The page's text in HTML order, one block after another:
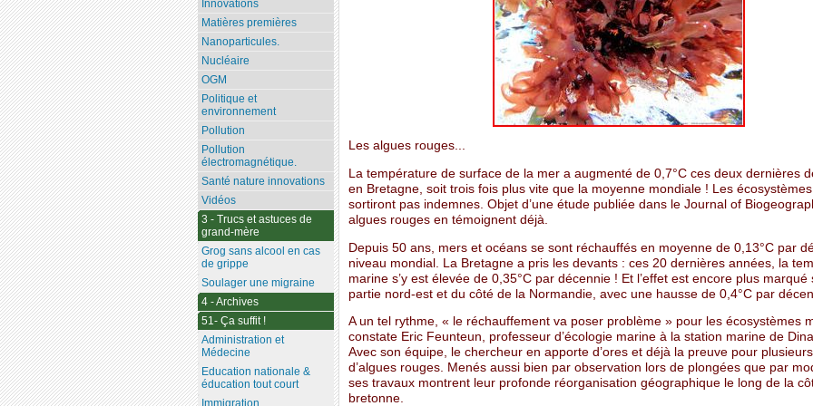
Les algues rouges...
La température de surface de la mer a augmenté de 0,7°C ces deux dernières
en Bretagne, soit trois fois plus vite que la moyenne mondiale ! Les écosystèmes
sortiront pas indemnes. Objet d’une étude publiée dans le Journal of
algues rouges en témoignent déjà.
Depuis 50 ans, mers et océans se sont réchauffés en moyenne de 0,13°C par
niveau mondial. La Bretagne a pris les devants : ces 20 dernières années, la
marine s’y est élevée de 0,35°C par décennie ! Et l’effet est encore plus marqué
partie nord-est et du côté de la Normandie, avec une hausse de 0,4°C par
A un tel rythme, « le réchauffement va poser problème » pour les écosystèmes
constate Eric Feunteun, professeur d’écologie marine à la station marine de
Avec son équipe, le chercheur en apporte d’ores et déjà la preuve pour
d’algues rouges. Menés aussi bien par observation lors de plongées que par
ses travaux montrent leur profonde réorganisation géographique le long de la
bretonne.
Innovations
Matières premières
Nanoparticules.
Nucléaire
OGM
Politique et
environnement
Pollution
Pollution
électromagnétique.
Santé nature innovations
Vidéos
3 - Trucs et astuces de
grand-mère
Grog sans alcool en cas
de grippe
Soulager une migraine
4 - Archives
51- Ça suffit !
Administration et
Médecine
Education nationale &
éducation tout court